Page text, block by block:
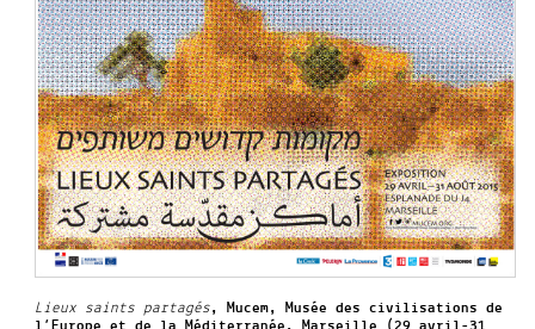
Lieux saints partagés, Mucem, Musée des civilisations de